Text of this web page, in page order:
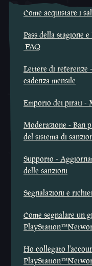
Come acquistare i
Pass della stagione
FAQ
Lettere di referenze
cadenza mensile
Emporio dei pirati -
Moderazione - Ban
del sistema di
Supporto -
delle sanzioni
Segnalazioni e
Come segnalare un
Ho collegato